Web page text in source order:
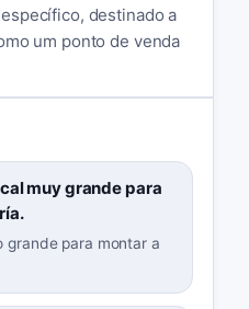
destinado a
um ponto de venda
muy grande para
grande para montar a